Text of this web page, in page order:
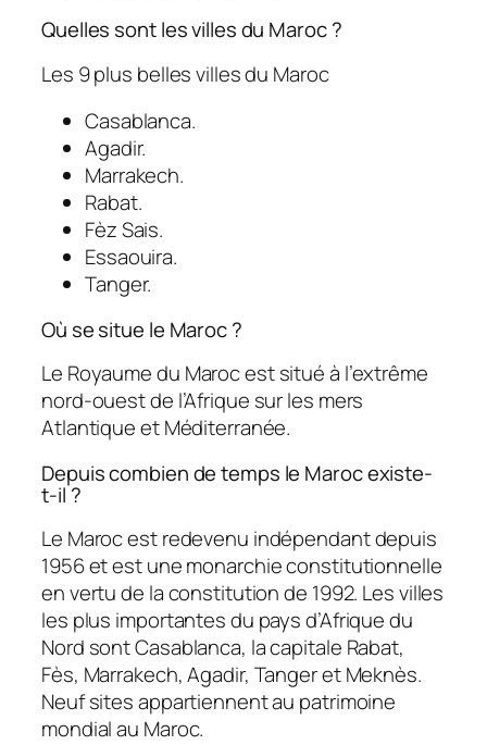
Quelles sont les villes du Maroc ?
Les 9 plus belles villes du Maroc
Casablanca.
Agadir.
Marrakech.
Rabat.
Fèz Sais.
Essaouira.
Tanger.
Où se situe le Maroc ?
Le Royaume du Maroc est situé à l’extrême
nord-ouest de l’Afrique sur les mers
Atlantique et Méditerranée.
Depuis combien de temps le Maroc existe-
t-il ?
Le Maroc est redevenu indépendant depuis
1956 et est une monarchie constitutionnelle
en vertu de la constitution de 1992. Les villes
les plus importantes du pays d’Afrique du
Nord sont Casablanca, la capitale Rabat,
Fès, Marrakech, Agadir, Tanger et Meknès.
Neuf sites appartiennent au patrimoine
mondial au Maroc.